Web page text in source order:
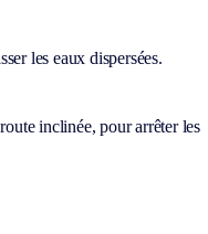
les eaux dispersées.
inclinée, pour arrêter les